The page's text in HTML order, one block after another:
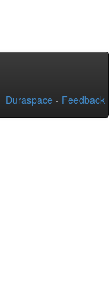
Duraspace - Feedback